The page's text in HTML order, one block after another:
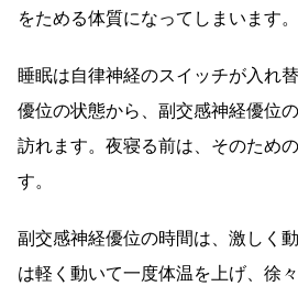
をためる体質になってしまいます。
睡眠は自律神経のスイッチが入れ
優位の状態から、副交感神経優位
訪れます。夜寝る前は、そのため
す。
副交感神経優位の時間は、激しく
は軽く動いて一度体温を上げ、徐